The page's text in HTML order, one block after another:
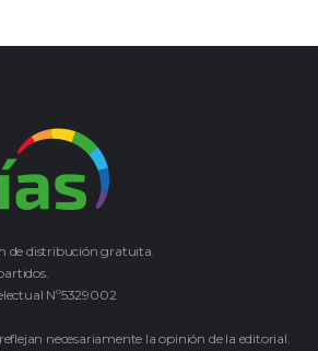
de distribución gratuita.
Nº5329002
necesariamente la opinión de la editorial.